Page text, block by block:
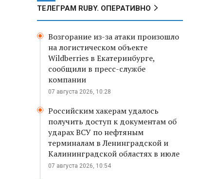
ТЕЛЕГРАМ RUBY. ОПЕРАТИВНО
Возгорание из-за атаки произошло
на логистическом объекте
Wildberries в Екатеринбурге,
сообщили в пресс-службе
компании
07 августа 2026, 10:28
Российским хакерам удалось
получить доступ к документам об
ударах ВСУ по нефтяным
терминалам в Ленинградской и
Калининградской областях в июле
07 августа 2026, 10:54